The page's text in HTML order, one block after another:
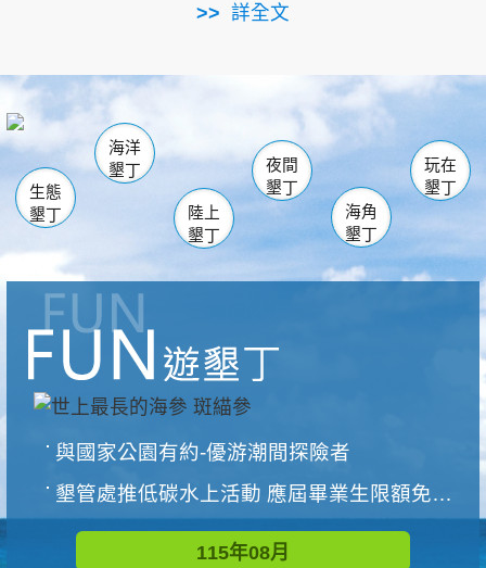
詳全文
南仁湖
海生館
恆春 佳樂水
龍鑾潭自然中心 森林遊樂區
瓊麻館
關山 墾管處遊客中心
社頂公園 風吹沙
船帆石
白砂 龍磐公園
香蕉灣
砂島
鵝鑾鼻
生態
墾丁
海洋
墾丁
陸上
墾丁
夜間
墾丁
海角
墾丁
玩在
墾丁
與國家公園有約-優游潮間探險者
墾管處推低碳水上活動 應屆畢業生限額免費參加
115年08月